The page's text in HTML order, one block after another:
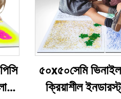
৫০x৫০সেমি
ক্রিয়াশীল